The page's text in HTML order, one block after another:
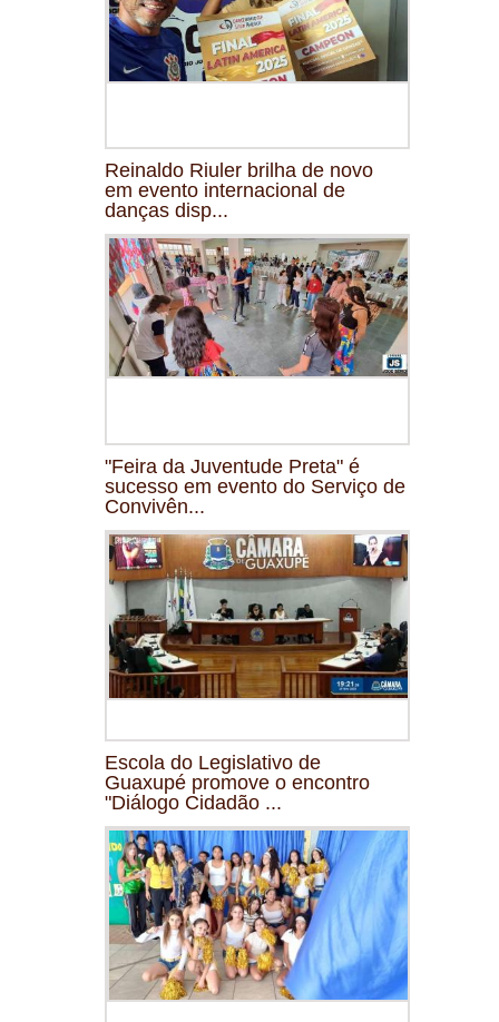
Reinaldo Riuler brilha de novo
em evento internacional de
danças disp...
"Feira da Juventude Preta" é
sucesso em evento do Serviço de
Convivên...
Escola do Legislativo de
Guaxupé promove o encontro
"Diálogo Cidadão ...